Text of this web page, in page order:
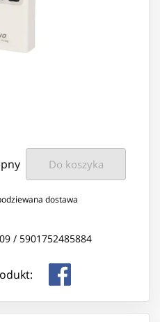
Do koszyka
dostawa
/ 5901752485884